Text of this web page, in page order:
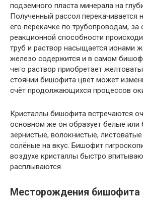
подземного пласта минерала на
Полученный рассол перекачивается
его перекачке по трубопроводам, за
реакционной способности
труб и раствор насыщается ионами
железо содержится и в самом
чего раствор приобретает
стоянии бишофита цвет может
счёт продолжающихся процессов
Кристаллы бишофита встречаются
основном же он образует белые или
зернистые, волокнистые,
солёные на вкус. Бишофит
воздухе кристаллы быстро
расплываются.
Месторождения бишофита